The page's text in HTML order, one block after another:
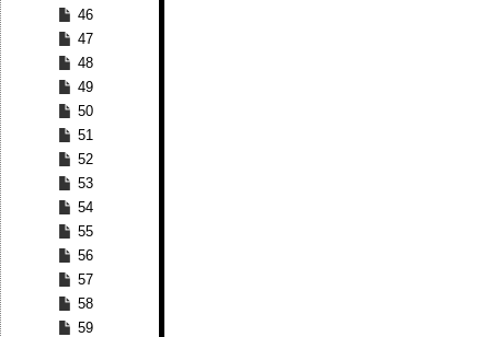
46
47
48
49
50
51
52
53
54
55
56
57
58
59